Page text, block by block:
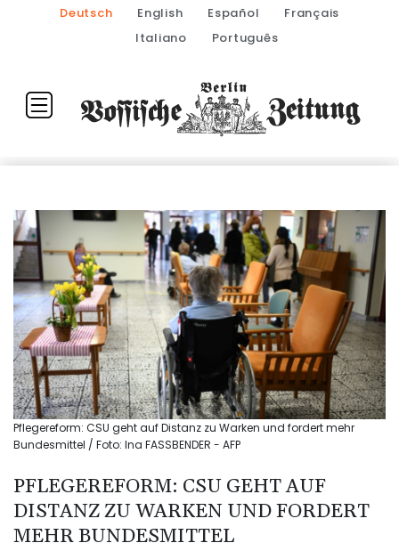
Deutsch English Español
Français
Italiano
Português
Pflegereform: CSU geht auf Distanz zu Warken und fordert mehr
Bundesmittel / Foto: Ina FASSBENDER - AFP
PFLEGEREFORM: CSU GEHT AUF
DISTANZ ZU WARKEN UND FORDERT
MEHR BUNDESMITTEL